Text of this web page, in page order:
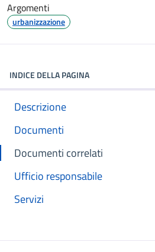
Argomenti
urbanizzazione
INDICE DELLA PAGINA
Descrizione
Documenti
Documenti correlati
Ufficio responsabile
Servizi